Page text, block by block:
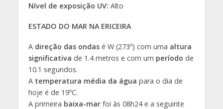
Nível de exposição UV: Alto
ESTADO DO MAR NA ERICEIRA
A direção das ondasé W (273º) com uma altura
significativa de 1.4 metros e com um período de
10.1 segundos.
A temperatura média da água para o dia de
hoje é de 19ºC.
A primeira baixa-marfoi às 08h24 e a seguinte